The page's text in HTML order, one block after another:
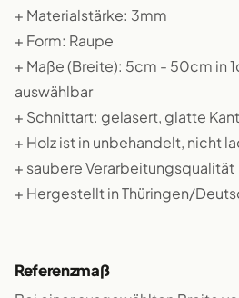
+ Materialstärke: 3mm
+ Form: Raupe
+ Maße (Breite): 5cm - 50cm in
auswählbar
+ Schnittart: gelasert, glatte
+ Holz ist in unbehandelt, nicht
+ saubere Verarbeitungsqualität
+ Hergestellt in Thüringen/
Referenzmaß